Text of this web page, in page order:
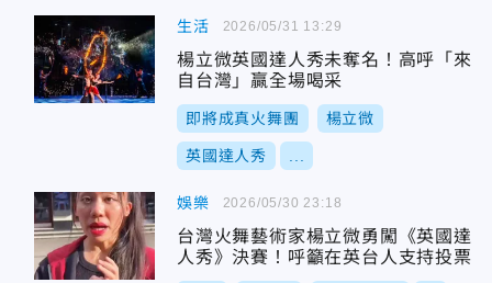
生活
楊立微英國達人秀未奪名！高呼「來
自台灣」贏全場喝采
即將成真火舞團 楊立微
英國達人秀
2026/05/31 13:29
娛樂
台灣火舞藝術家楊立微勇闖《英國達
人秀》決賽！呼籲在英台人支持投票
2026/05/30 23:18